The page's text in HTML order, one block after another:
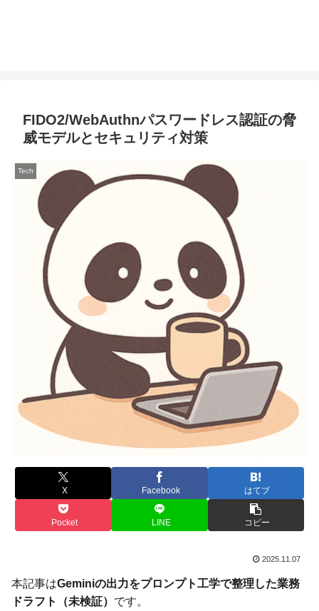
FIDO2/WebAuthnパスワードレス認証の脅
威モデルとセキュリティ対策
Tech
X Facebook はてブ
Pocket LINE コピー
2025.11.07
本記事はGeminiの出力をプロンプト工学で整理した業務
ドラフト（未検証） です。